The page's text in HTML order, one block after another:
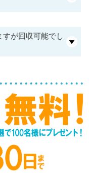
が回収可能でし